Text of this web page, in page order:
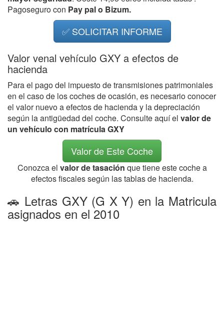
Pagoseguro con Pay pal o Bizum.
✅ SOLICITAR INFORME
Valor venal vehículo GXY a efectos de
hacienda
Para el pago del impuesto de transmisiones patrimoniales
en el caso de los coches de ocasión, es necesario conocer
el valor nuevo a efectos de hacienda y la depreciación
según la antigüedad del coche. Consulte aquí el valor de
un vehículo con matrícula GXY
Valor de Este Coche
Conozca el valor de tasación que tiene este coche a
efectos fiscales según las tablas de hacienda.
🚗 Letras GXY (G X Y) en la Matricula
asignados en el 2010